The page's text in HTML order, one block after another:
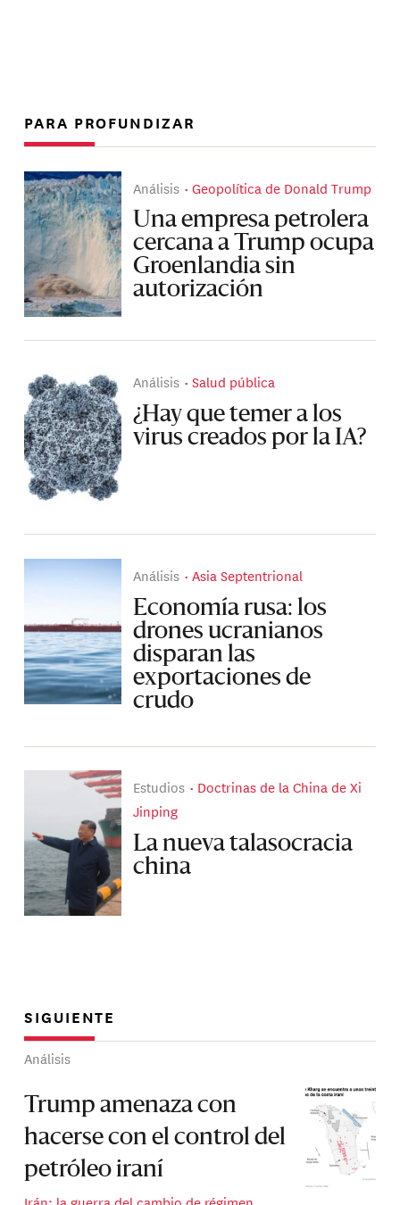
PARA PROFUNDIZAR
Análisis Geopolítica de Donald Trump
Una empresa petrolera
cercana a Trump ocupa
Groenlandia sin
autorización
Análisis Salud pública
¿Hay que temer a los
virus creados por la IA?
Análisis Asia Septentrional
Economía rusa: los
drones ucranianos
disparan las
exportaciones de
crudo
Estudios
Doctrinas de la China de Xi
Jinping
La nueva talasocracia
china
SIGUIENTE
Análisis
Trump amenaza con
hacerse con el control del
petróleo iraní